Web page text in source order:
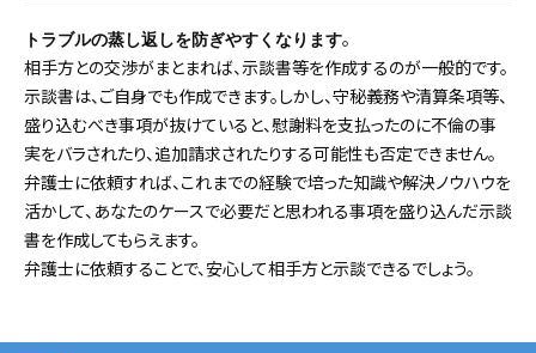
トラブルの蒸し返しを防ぎやすくなります。
相手方との交渉がまとまれば、示談書等を作成するのが一般的です。
示談書は、ご自身でも作成できます。しかし、守秘義務や清算条項等、
盛り込むべき事項が抜けていると、慰謝料を支払ったのに不倫の事
実をバラされたり、追加請求されたりする可能性も否定できません。
弁護士に依頼すれば、これまでの経験で培った知識や解決ノウハウを
活かして、あなたのケースで必要だと思われる事項を盛り込んだ示談
書を作成してもらえます。
弁護士に依頼することで、安心して相手方と示談できるでしょう。